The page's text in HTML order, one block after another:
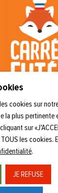
Nous
Politique de
cookies sur
la plus pertinente
sur
les cookies.
.
JE REFUSE